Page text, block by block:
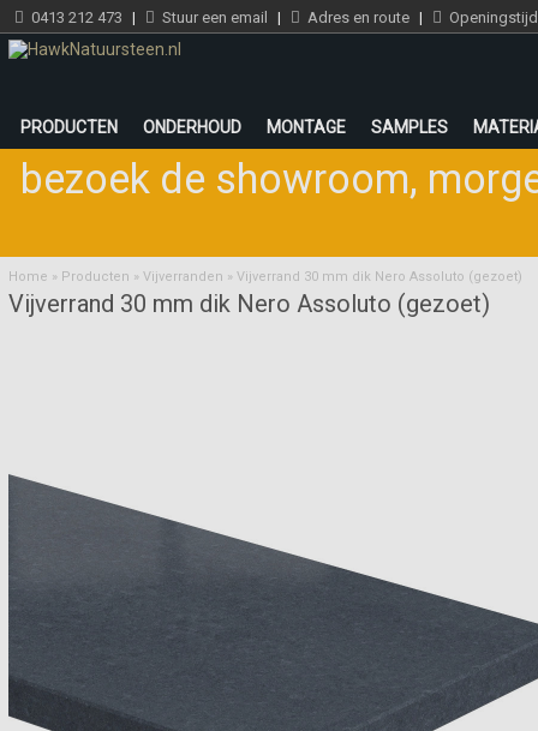
0413 212 473 | Stuur een email | Adres en route |
PRODUCTEN ONDERHOUD MONTAGE SAMPLES
bezoek de showroom,
Home » Producten » Vijverranden » Vijverrand 30 mm dik Nero Assoluto (gezoet)
Vijverrand 30 mm dik Nero Assoluto (gezoet)